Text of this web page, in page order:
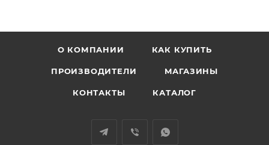
О КОМПАНИИ КАК КУПИТЬ
ПРОИЗВОДИТЕЛИ МАГАЗИНЫ
КОНТАКТЫ КАТАЛОГ